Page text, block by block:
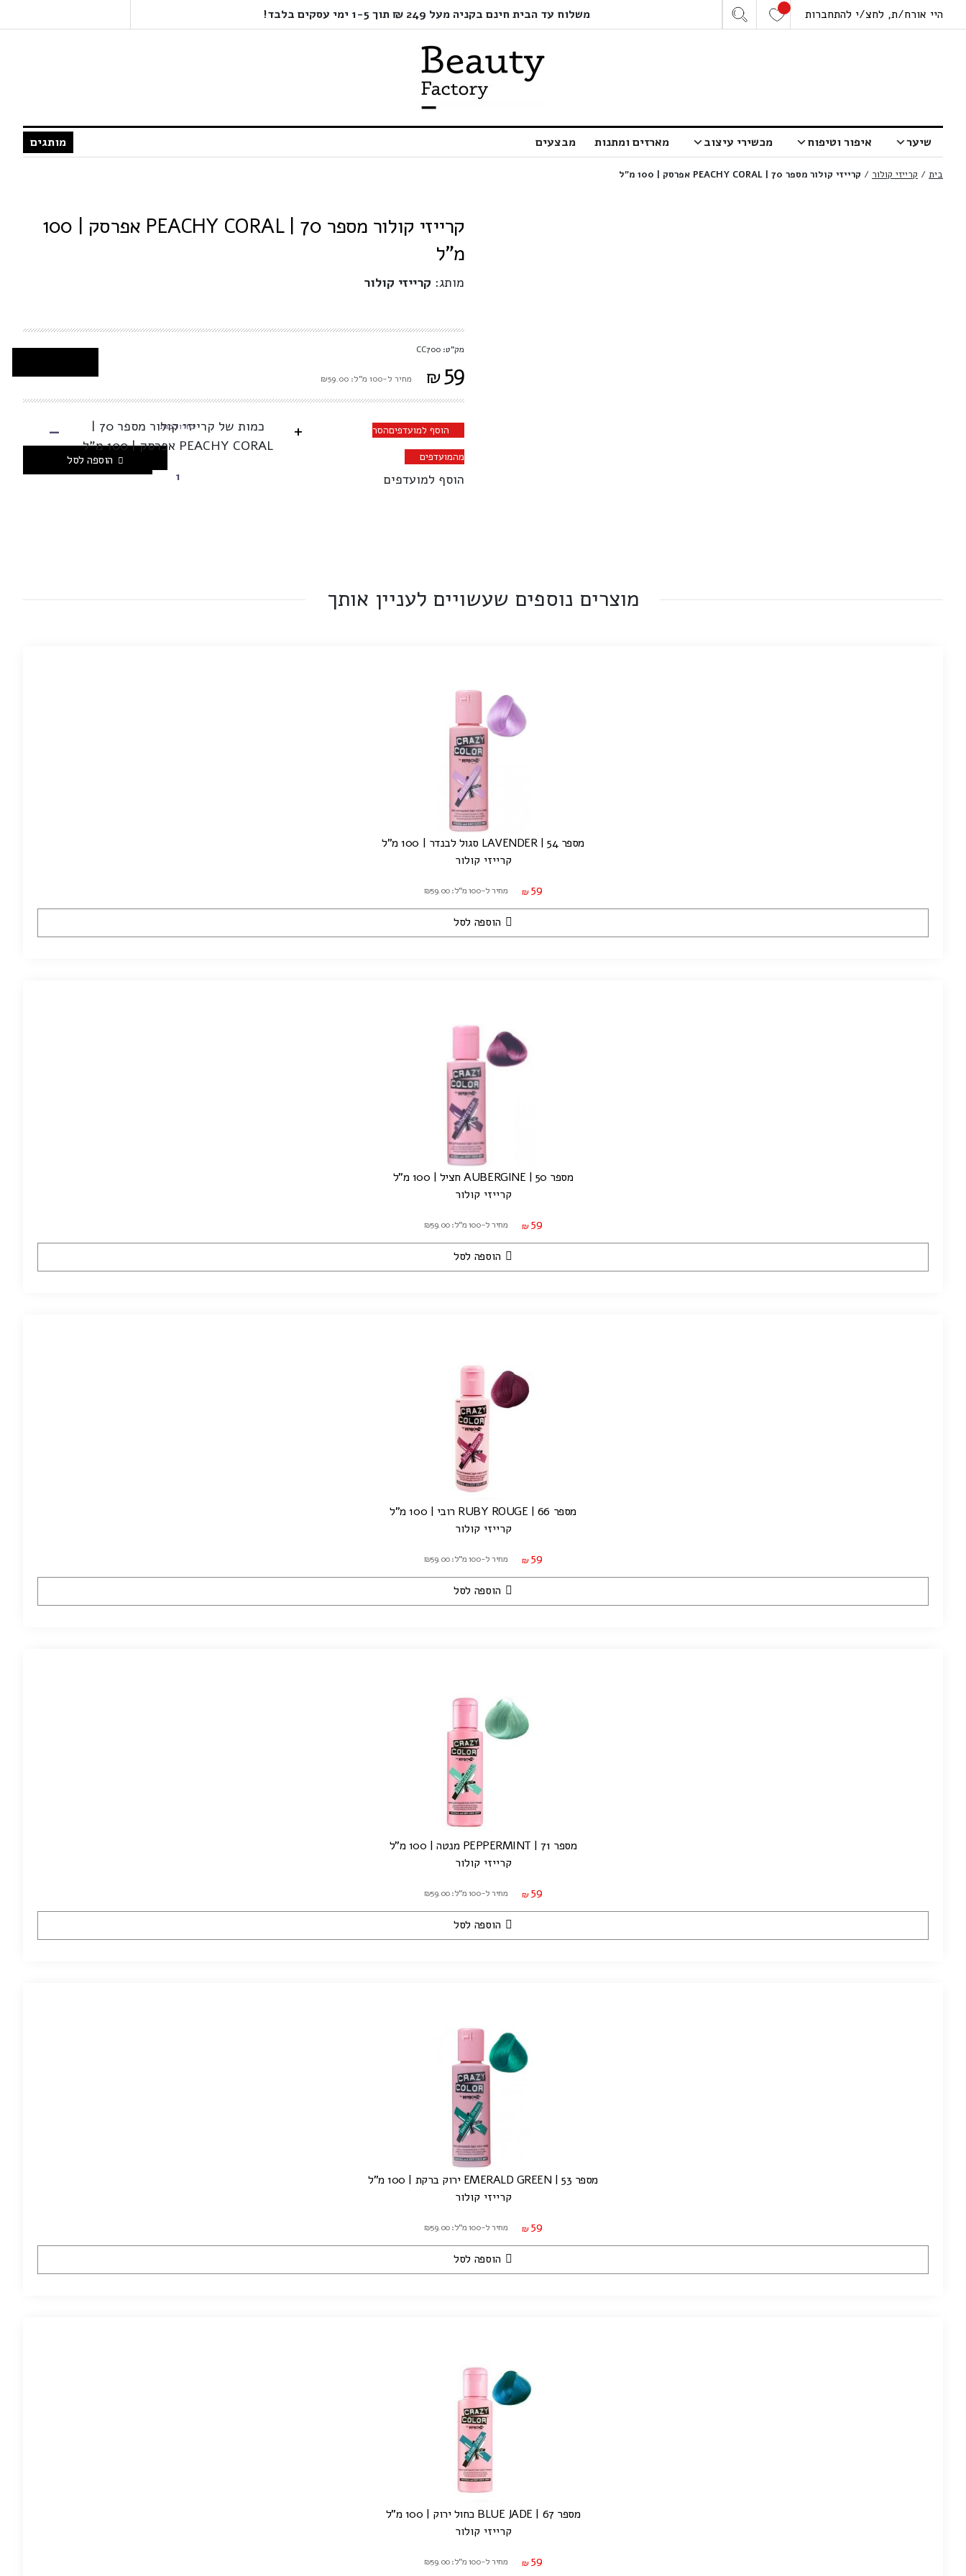
היי אורח/ת, לחצ/י להתחברות משלוח עד הבית חינם בקניה מעל 249 ₪ תוך 1-5 ימי עסקים בלבד!
שיער איפור וטיפוח מכשירי עיצוב מארזים ומתנות מבצעים מותגים
בית / קרייזי קולור / קרייזי קולור מספר 70 | PEACHY CORAL אפרסק | 100 מ”ל
קרייזי קולור מספר 70 | PEACHY CORAL אפרסק | 100
מ"ל
מותג: קרייזי קולור
מק"ט: CC700
₪59 מחיר ל-100 מ"ל: ₪59.00
+
כמות של קרייזי קולור מספר 70 |
PEACHY CORAL אפרסק | 100 מ"ל
בחרו כמות -
הוספה לסל
הוסף למועדפיםהסר
מהמועדפים
הוסף למועדפים
מוצרים נוספים שעשויים לעניין אותך
מספר 54 | LAVENDER סגול לבנדר | 100 מ"ל
קרייזי קולור
₪ 59 מחיר ל-100 מ"ל: ₪59.00
הוספה לסל
מספר 50 | AUBERGINE חציל | 100 מ"ל
קרייזי קולור
₪ 59 מחיר ל-100 מ"ל: ₪59.00
הוספה לסל
מספר 66 | RUBY ROUGE רובי | 100 מ"ל
קרייזי קולור
₪ 59 מחיר ל-100 מ"ל: ₪59.00
הוספה לסל
מספר 71 | PEPPERMINT מנטה | 100 מ"ל
קרייזי קולור
₪ 59 מחיר ל-100 מ"ל: ₪59.00
הוספה לסל
מספר 53 | EMERALD GREEN ירוק ברקת | 100 מ"ל
קרייזי קולור
₪ 59 מחיר ל-100 מ"ל: ₪59.00
הוספה לסל
מספר 67 | BLUE JADE כחול ירוק | 100 מ"ל
קרייזי קולור
₪ 59 מחיר ל-100 מ"ל: ₪59.00